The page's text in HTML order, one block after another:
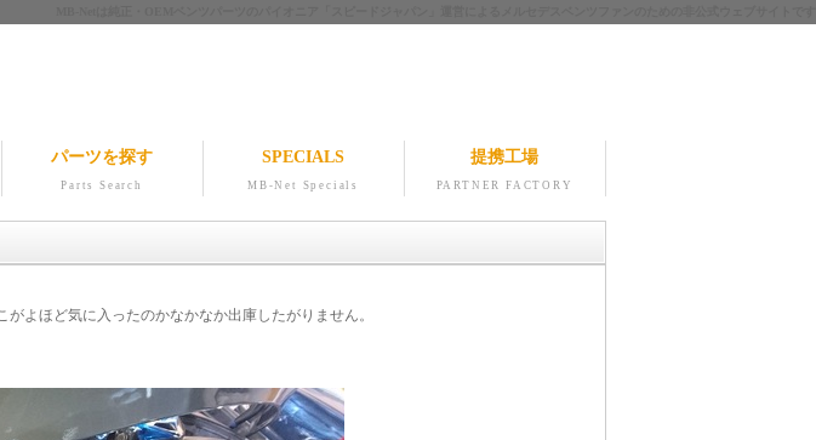
パーツを探す
Parts Search
SPECIALS
MB-Net Specials
提携工場
PARTNER FACTORY
よほど気に入ったのかなかなか出庫したがりません。